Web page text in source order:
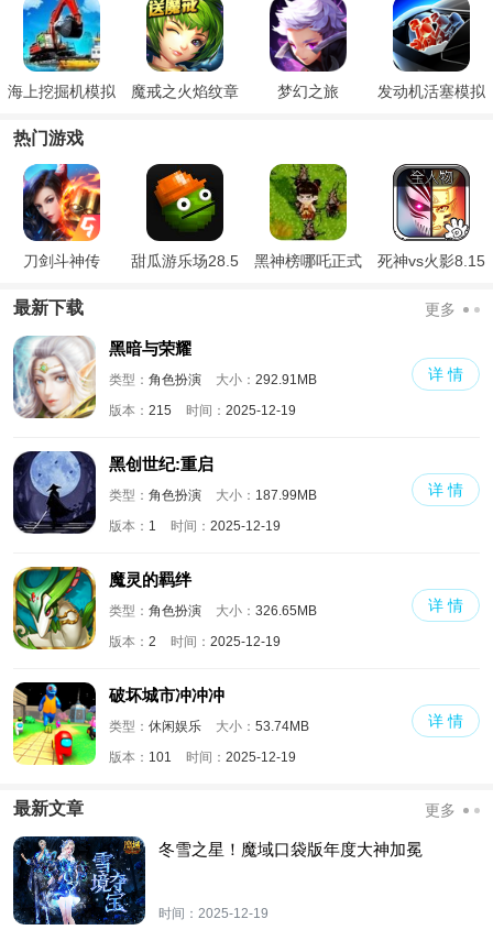
海上挖掘机模拟 魔戒之火焰纹章 梦幻之旅
发动机活塞模拟
热门游戏
刀剑斗神传
甜瓜游乐场28.5
黑神榜哪吒正式
死神vs火影8.15
最新下载 更多
黑暗与荣耀
类型： 角色扮演 大小： 292.91MB
版本： 215 时间： 2025-12-19
详 情
黑创世纪:重启
类型： 角色扮演 大小： 187.99MB
版本： 1 时间： 2025-12-19
详 情
魔灵的羁绊
类型： 角色扮演 大小： 326.65MB
版本： 2 时间： 2025-12-19
详 情
破坏城市冲冲冲
类型： 休闲娱乐 大小： 53.74MB
版本： 101 时间： 2025-12-19
详 情
最新文章 更多
冬雪之星！魔域口袋版年度大神加冕
时间： 2025-12-19